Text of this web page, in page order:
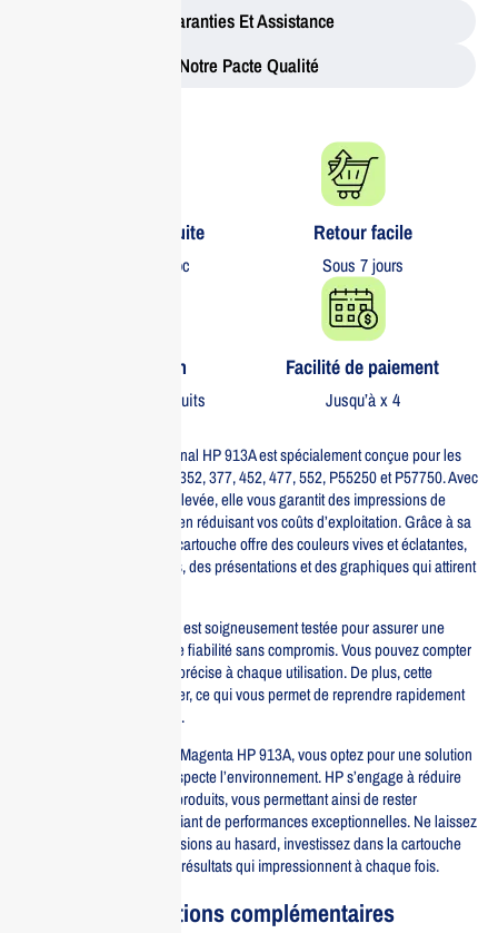
Garanties Et Assistance
Notre Pacte Qualité
Livraison gratuite​
partout au Maroc
Retour facile​
Sous 7 jours
Garantie 1 an
Sur tous nos produits
Facilité de paiement
Jusqu’à x 4
La cartouche Magenta Original HP 913A est spécialement conçue pour les
imprimantes HP PageWide 352, 377, 452, 477, 552, P55250 et P57750. Avec
une capacité d’impression élevée, elle vous garantit des impressions de
qualité professionnelle tout en réduisant vos coûts d’exploitation. Grâce à sa
technologie avancée, cette cartouche offre des couleurs vives et éclatantes,
idéales pour des documents, des présentations et des graphiques qui attirent
Chaque cartouche HP 913A est soigneusement testée pour assurer une
performance optimale et une fiabilité sans compromis. Vous pouvez compter
sur une impression nette et précise à chaque utilisation. De plus, cette
cartouche est facile à installer, ce qui vous permet de reprendre rapidement
vos impressions sans tracas.
En choisissant la cartouche Magenta HP 913A, vous optez pour une solution
d’impression durable qui respecte l’environnement. HP s’engage à réduire
l’impact écologique de ses produits, vous permettant ainsi de rester
responsable tout en bénéficiant de performances exceptionnelles. Ne laissez
pas la qualité de vos impressions au hasard, investissez dans la cartouche
Magenta HP 913A pour des résultats qui impressionnent à chaque fois.
Informations complémentaires